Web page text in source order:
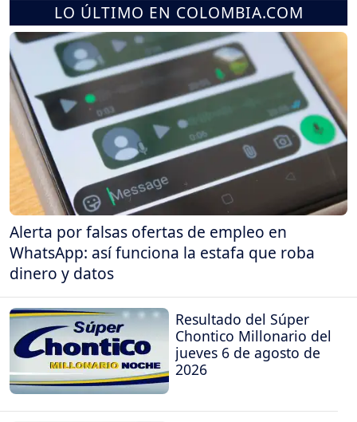
LO ÚLTIMO EN COLOMBIA.COM
Alerta por falsas ofertas de empleo en
WhatsApp: así funciona la estafa que roba
dinero y datos
Resultado del Súper
Chontico Millonario del
jueves 6 de agosto de
2026